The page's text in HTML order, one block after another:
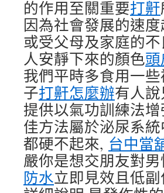
的作用至關重要打鼾
因為社會發展的速
或受父母及家庭的
人安靜下來的顏色
我們平時多食用一
子打鼾怎麼辦有人
提供以氣功訓練法
佳方法屬於泌尿系
都硬不起來, 台中當
嚴你是想交朋友對
防水立即見效且低副